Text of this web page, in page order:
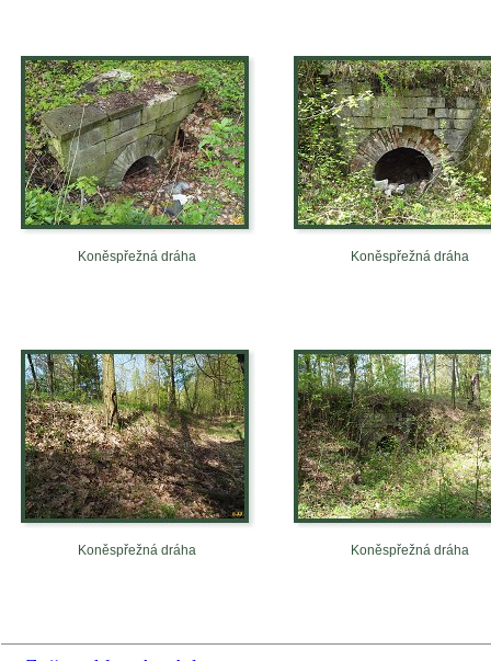
Koněspřežná dráha Koněspřežná dráha
Koněspřežná dráha Koněspřežná dráha